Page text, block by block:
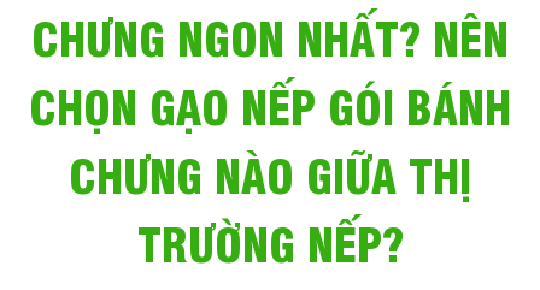
CHƯNG NGON NHẤT? NÊN
CHỌN GẠO NẾP GÓI BÁNH
CHƯNG NÀO GIỮA THỊ
TRƯỜNG NẾP?